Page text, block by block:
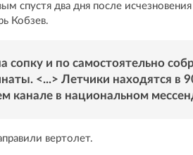
спустя два дня после
Кобзев.
сопку и по самостоятельно
<...> Летчики находятся в
канале в национальном
вертолет.